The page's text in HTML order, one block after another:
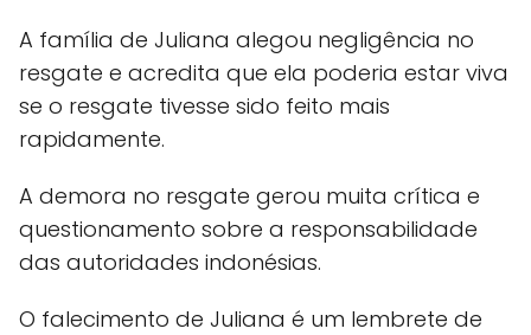
A família de Juliana alegou negligência no
resgate e acredita que ela poderia estar viva
se o resgate tivesse sido feito mais
rapidamente.
A demora no resgate gerou muita crítica e
questionamento sobre a responsabilidade
das autoridades indonésias.
O falecimento de Juliana é um lembrete de